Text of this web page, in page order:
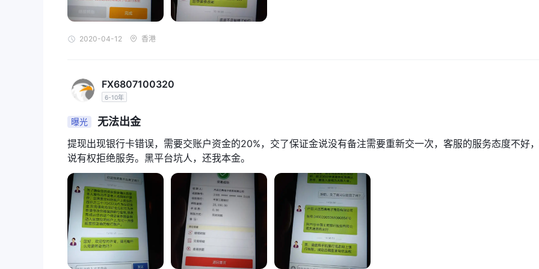
结论
APTS是一家位于圣文森特和格林纳丁斯的在线交易平台，提供金融市场交易服务。然而，经过更仔细的审查，令人不安的方面
令这些担忧雪上加霜的是，该经纪商的网站可访问性不可靠，并且依赖有限的电子邮件支持，这引发了对其专业性和责任感的合
质疑。此外，四份详细说明退出问题的报告的出现进一步加剧了人们的担忧。
为了追求透明度、合规性和强大的客户支持，建议潜在用户谨慎行事。建议探索受监管经纪商的替代方案，以确保更安全、更有
障的交易体验，同时保障投资和安心。
常见问题 (FAQ) 风险提示
网上交易涉及重大风险，您可能会损失所有投资资金。它并不适合所有交易者或投资者。请确保您了解所涉及的风险，并注意本
审查中提供的信息可能会因公司服务和政策的不断更新而发生变化。
此外，生成此评论的日期也可能是需要考虑的重要因素，因为此后信息可能已发生变化。因此，建议读者在做出任何决定或采取
何行动之前，始终直接与公司核实更新信息。使用本评论中提供的信息的责任完全由读者承担。
2020-04-12 香港
FX6807100320
6-10年
曝光 无法出金
提现出现银行卡错误，需要交账户资金的20%，交了保证金说没有备注需要重新交一次，客服的服务态度不好
说有权拒绝服务。黑平台坑人，还我本金。